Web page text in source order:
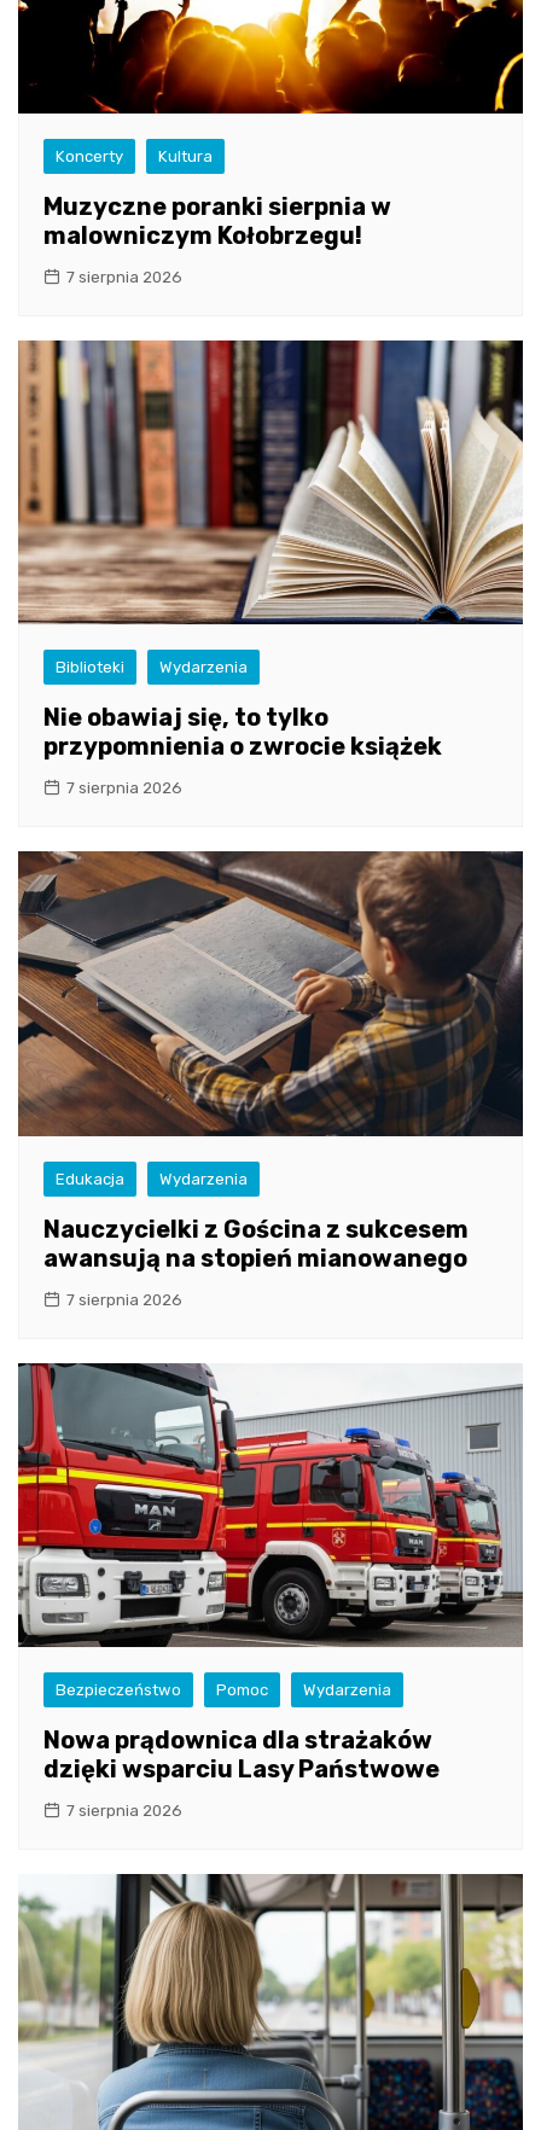
Koncerty Kultura
Muzyczne poranki sierpnia w
malowniczym Kołobrzegu!
7 sierpnia 2026
Biblioteki Wydarzenia
Nie obawiaj się, to tylko
przypomnienia o zwrocie książek
7 sierpnia 2026
Edukacja Wydarzenia
Nauczycielki z Gościna z sukcesem
awansują na stopień mianowanego
7 sierpnia 2026
Bezpieczeństwo Pomoc Wydarzenia
Nowa prądownica dla strażaków
dzięki wsparciu Lasy Państwowe
7 sierpnia 2026